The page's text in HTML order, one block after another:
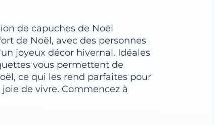
de capuches de Noël
de Noël, avec des personnes
joyeux décor hivernal. Idéales
vous permettent de
ce qui les rend parfaites pour
de vivre. Commencez à